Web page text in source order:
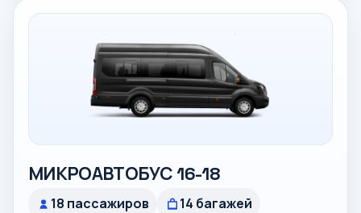
МИКРОАВТОБУС 16-18
18 пассажиров
14 багажей